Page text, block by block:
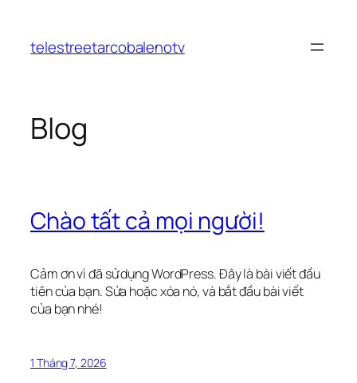
phầntelestreetarcobalenotv
Blog
Chào tất cả mọi người!
Cảm ơn vì đã sử dụng WordPress. Đây là bài viết đầu
tiên của bạn. Sửa hoặc xóa nó, và bắt đầu bài viết
của bạn nhé!
1 Tháng 7, 2026